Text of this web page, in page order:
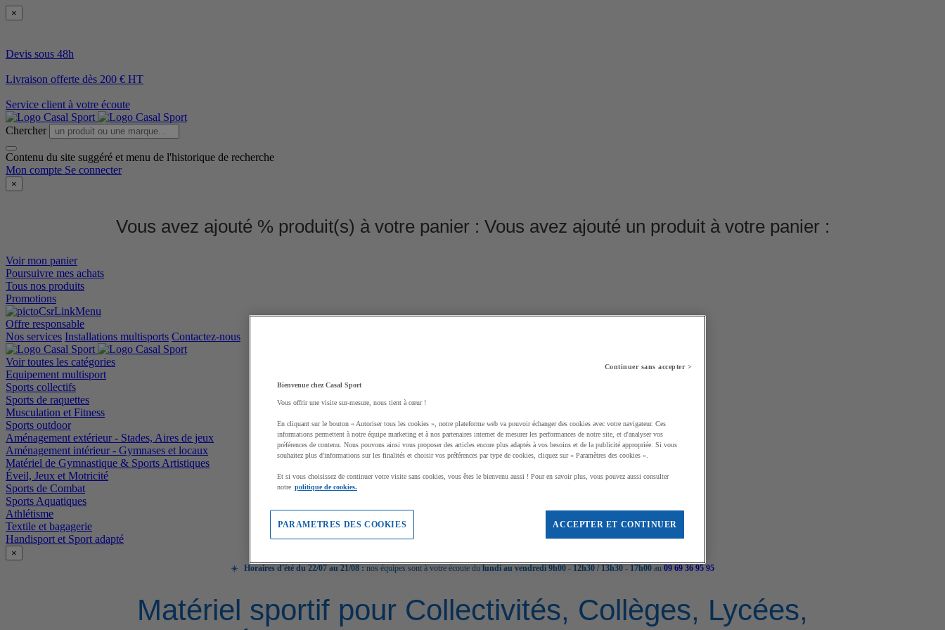
×
Devis sous 48h
Livraison offerte dès 200 € HT
Service client à votre écoute
Chercher
Contenu du site suggéré et menu de l'historique de recherche
Mon compte Se connecter
×
Vous avez ajouté % produit(s) à votre panier : Vous avez ajouté un produit à votre panier :
Voir mon panier
Poursuivre mes achats
Tous nos produits
Promotions
Offre responsable
Nos services Installations multisports Contactez-nous
Voir toutes les catégories
Equipement multisport
Sports collectifs
Sports de raquettes
Musculation et Fitness
Sports outdoor
Aménagement extérieur - Stades, Aires de jeux
Aménagement intérieur - Gymnases et locaux
Matériel de Gymnastique & Sports Artistiques
Éveil, Jeux et Motricité
Sports de Combat
Sports Aquatiques
Athlétisme
Textile et bagagerie
Handisport et Sport adapté
×
☀️ Horaires d'été du 22/07 au 21/08 : nos équipes sont à votre écoute du lundi au vendredi 9h00 - 12h30 / 13h30 - 17h00 au 09 69 36 95 95
Matériel sportif pour Collectivités, Collèges, Lycées,
Continuer sans accepter >
Bienvenue chez Casal Sport
Vous offrir une visite sur-mesure, nous tient à cœur !
En cliquant sur le bouton « Autoriser tous les cookies », notre plateforme web va pouvoir échanger des cookies avec votre navigateur. Ces
informations permettent à notre équipe marketing et à nos partenaires internet de mesurer les performances de notre site, et d'analyser vos
préférences de contenu. Nous pouvons ainsi vous proposer des articles encore plus adaptés à vos besoins et de la publicité appropriée. Si vous
souhaitez plus d'informations sur les finalités et choisir vos préférences par type de cookies, cliquez sur « Paramètres des cookies ».
Et si vous choisissez de continuer votre visite sans cookies, vous êtes le bienvenu aussi ! Pour en savoir plus, vous pouvez aussi consulter
notre politique de cookies.
ACCEPTER ET CONTINUER
PARAMETRES DES COOKIES